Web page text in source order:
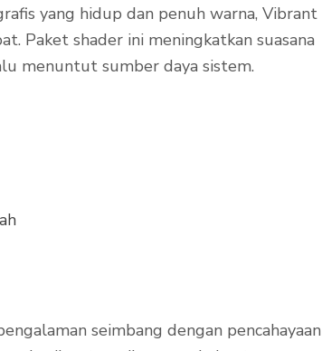
yang hidup dan penuh warna, Vibrant
Paket shader ini meningkatkan suasana
menuntut sumber daya sistem.
seimbang dengan pencahayaan